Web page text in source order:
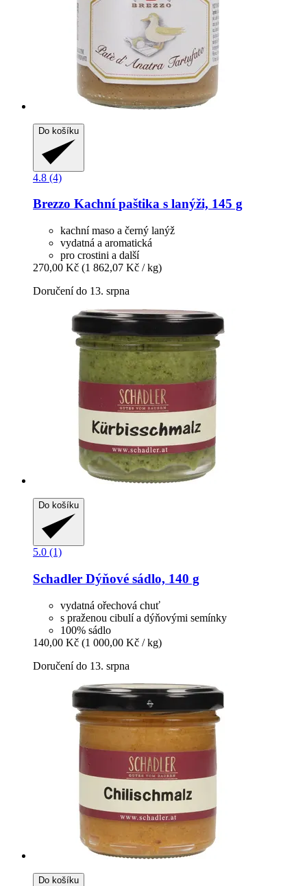
Do košíku
4.8 (4)
Brezzo Kachní paštika s lanýži, 145 g
kachní maso a černý lanýž
vydatná a aromatická
pro crostini a další
270,00 Kč (1 862,07 Kč / kg)
Doručení do 13. srpna
Do košíku
5.0 (1)
Schadler Dýňové sádlo, 140 g
vydatná ořechová chuť
s praženou cibulí a dýňovými semínky
100% sádlo
140,00 Kč (1 000,00 Kč / kg)
Doručení do 13. srpna
Do košíku